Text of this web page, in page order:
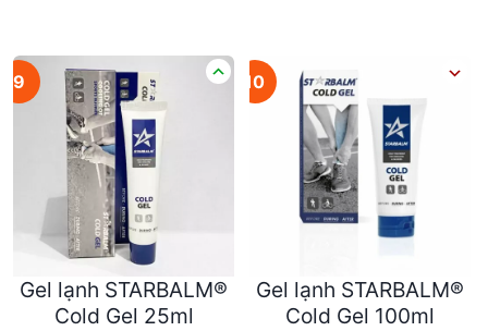
9
Gel lạnh STARBALM®
Cold Gel 25ml
10
Gel lạnh STARBALM®
Cold Gel 100ml